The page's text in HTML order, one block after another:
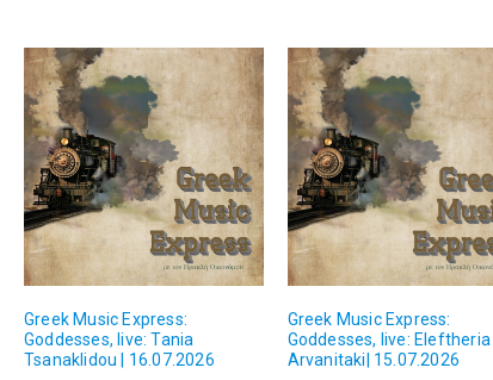
Greek Music Express:
Goddesses, live: Tania
Tsanaklidou | 16.07.2026
Greek Music Express:
Goddesses, live: Eleftheria
Arvanitaki| 15.07.2026